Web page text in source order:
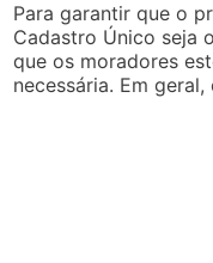
Para garantir que o
Cadastro Único seja
que os moradores
necessária. Em